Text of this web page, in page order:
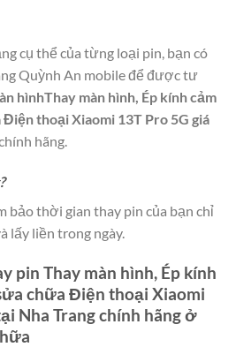
cụ thể của từng loại pin, bạn có
Quỳnh An mobile để được tư
hìnhThay màn hình, Ép kính cảm
thoại Xiaomi 13T Pro 5G giá
hãng.
bảo thời gian thay pin của bạn chỉ
lấy liền trong ngày.
pin Thay màn hình, Ép kính
chữa Điện thoại Xiaomi
Nha Trangchính hãng ở